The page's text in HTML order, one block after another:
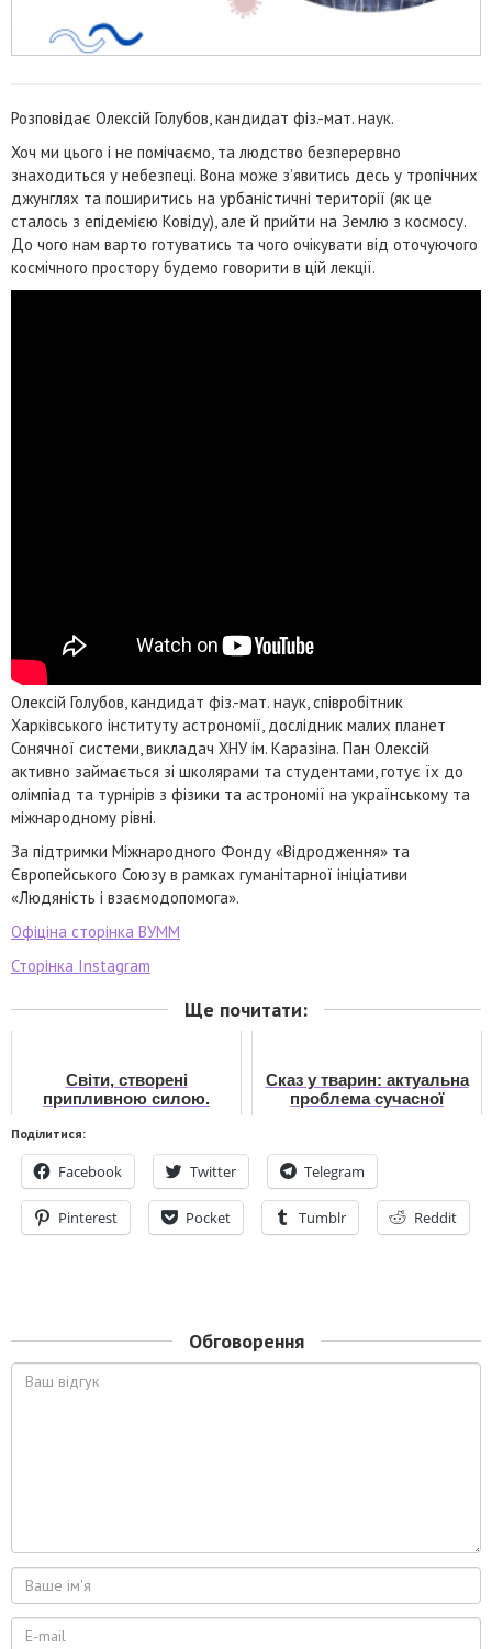
Розповідає Олексій Голубов, кандидат фіз.-мат. наук.
Хоч ми цього і не помічаємо, та людство безперервно
знаходиться у небезпеці. Вона може з’явитись десь у тропічних
джунглях та поширитись на урбаністичні території (як це
сталось з епідемією Ковіду), але й прийти на Землю з космосу.
До чого нам варто готуватись та чого очікувати від оточуючого
космічного простору будемо говорити в цій лекції.
Олексій Голубов, кандидат фіз.-мат. наук, співробітник
Харківського інституту астрономії, дослідник малих планет
Сонячної системи, викладач ХНУ ім. Каразіна. Пан Олексій
активно займається зі школярами та студентами, готує їх до
олімпіад та турнірів з фізики та астрономії на українському та
міжнародному рівні.
За підтримки Міжнародного Фонду «Відродження» та
Європейського Союзу в рамках гуманітарної ініціативи
«Людяність і взаємодопомога».
Офіціна сторінка ВУММ
Сторінка Instagram
Ще почитати:
Світи, створені
припливною силою.
Сказ у тварин: актуальна
проблема сучасної
Поділитися:
Facebook Twitter Telegram
Pinterest Pocket Tumblr Reddit
Обговорення